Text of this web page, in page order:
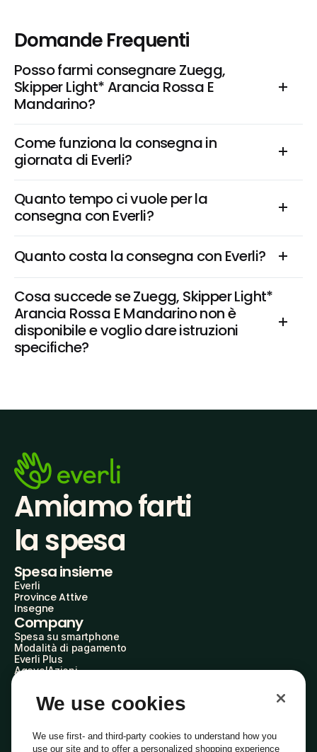
Domande Frequenti
Posso farmi consegnare Zuegg,
Skipper Light* Arancia Rossa E
Mandarino?
Come funziona la consegna in
giornata di Everli?
Quanto tempo ci vuole per la
consegna con Everli?
Quanto costa la consegna con Everli?
Cosa succede se Zuegg, Skipper Light*
Arancia Rossa E Mandarino non è
disponibile e voglio dare istruzioni
specifiche?
Amiamo farti
la spesa
Spesa insieme
Everli
Province Attive
Insegne
Company
Spesa su smartphone
Modalità di pagamento
Everli Plus
AgevolAzioni
Everli Shoppers
Scopri chi siamo
We use cookies
We use first- and third-party cookies to understand how you
use our site and to offer a personalized shopping experience